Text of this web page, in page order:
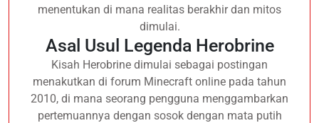
menentukan di mana realitas berakhir dan mitos
dimulai.
Asal Usul Legenda Herobrine
Kisah Herobrine dimulai sebagai postingan
menakutkan di forum Minecraft online pada tahun
2010, di mana seorang pengguna menggambarkan
pertemuannya dengan sosok dengan mata putih